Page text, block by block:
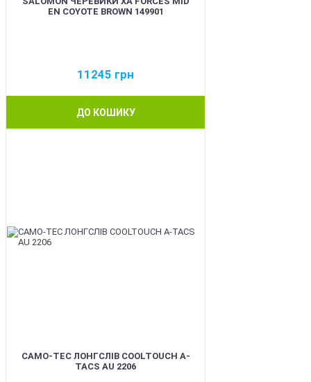
EN COYOTE BROWN 149901
11245 грн
ДО КОШИКУ
CAMO-TEC ЛОНГСЛІВ COOLTOUCH A-
TACS AU 2206